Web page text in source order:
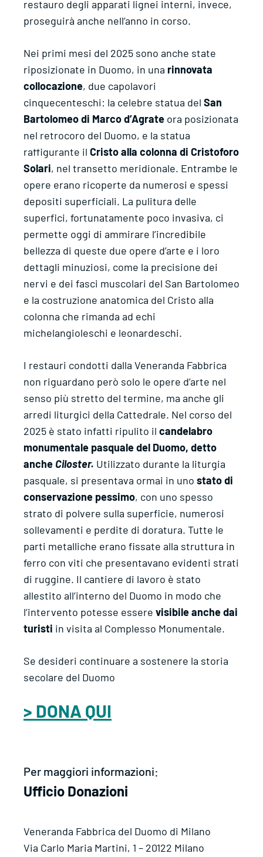
restauro degli apparati lignei interni, invece,
proseguirà anche nell’anno in corso.
Nei primi mesi del 2025 sono anche state
riposizionate in Duomo, in una rinnovata
collocazione, due capolavori
cinquecenteschi: la celebre statua del San
Bartolomeo di Marco d’Agrate ora posizionata
nel retrocoro del Duomo, e la statua
raffigurante il Cristo alla colonna di Cristoforo
Solari, nel transetto meridionale. Entrambe le
opere erano ricoperte da numerosi e spessi
depositi superficiali. La pulitura delle
superfici, fortunatamente poco invasiva, ci
permette oggi di ammirare l’incredibile
bellezza di queste due opere d’arte e i loro
dettagli minuziosi, come la precisione dei
nervi e dei fasci muscolari del San Bartolomeo
e la costruzione anatomica del Cristo alla
colonna che rimanda ad echi
michelangioleschi e leonardeschi.
I restauri condotti dalla Veneranda Fabbrica
non riguardano però solo le opere d’arte nel
senso più stretto del termine, ma anche gli
arredi liturgici della Cattedrale. Nel corso del
2025 è stato infatti ripulito il candelabro
monumentale pasquale del Duomo, detto
anche Ciloster. Utilizzato durante la liturgia
pasquale, si presentava ormai in uno stato di
conservazione pessimo, con uno spesso
strato di polvere sulla superficie, numerosi
sollevamenti e perdite di doratura. Tutte le
parti metalliche erano fissate alla struttura in
ferro con viti che presentavano evidenti strati
di ruggine. Il cantiere di lavoro è stato
allestito all’interno del Duomo in modo che
l’intervento potesse essere visibile anche dai
turisti in visita al Complesso Monumentale.
Se desideri continuare a sostenere la storia
secolare del Duomo
> DONA QUI
Per maggiori informazioni:
Ufficio Donazioni
Veneranda Fabbrica del Duomo di Milano
Via Carlo Maria Martini, 1 – 20122 Milano